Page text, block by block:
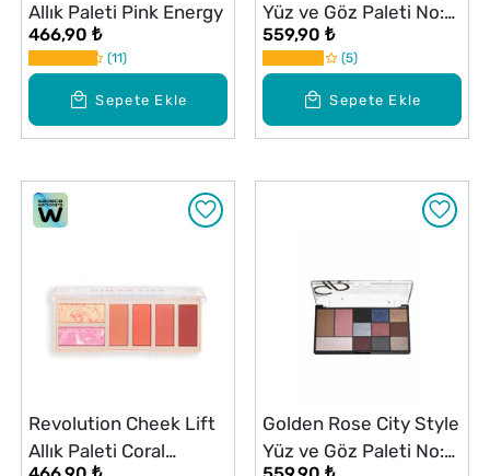
Sepete Ekle
Allık Paleti Pink Energy
466,90 ₺
11
Sepete Ekle
Yüz ve Göz Paleti No:
01 Warm Nude
559,90 ₺
5
Revolution Cheek Lift
Allık Paleti Coral
Golden Rose City Style
Yüz ve Göz Paleti No: